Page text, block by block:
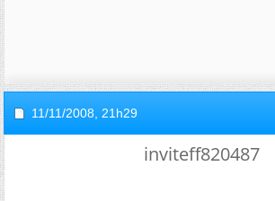
11/11/2008, 21h29
inviteff820487